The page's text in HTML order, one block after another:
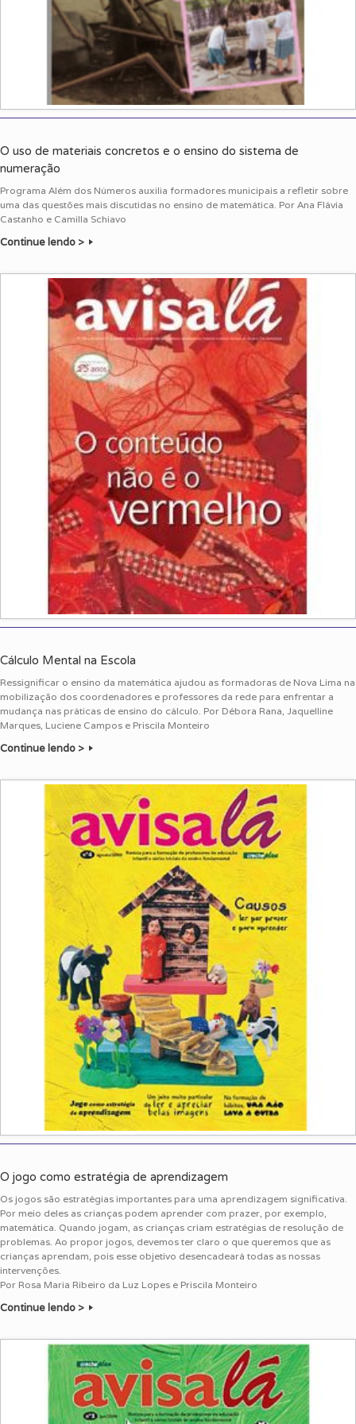
O uso de materiais concretos e o ensino do sistema de
numeração
Programa Além dos Números auxilia formadores municipais a refletir sobre
uma das questões mais discutidas no ensino de matemática. Por Ana Flávia
Castanho e Camilla Schiavo
Continue lendo >
Cálculo Mental na Escola
Ressignificar o ensino da matemática ajudou as formadoras de Nova Lima na
mobilização dos coordenadores e professores da rede para enfrentar a
mudança nas práticas de ensino do cálculo. Por Débora Rana, Jaquelline
Marques, Luciene Campos e Priscila Monteiro
Continue lendo >
O jogo como estratégia de aprendizagem
Os jogos são estratégias importantes para uma aprendizagem significativa.
Por meio deles as crianças podem aprender com prazer, por exemplo,
matemática. Quando jogam, as crianças criam estratégias de resolução de
problemas. Ao propor jogos, devemos ter claro o que queremos que as
crianças aprendam, pois esse objetivo desencadeará todas as nossas
intervenções.
Por Rosa Maria Ribeiro da Luz Lopes e Priscila Monteiro
Continue lendo >